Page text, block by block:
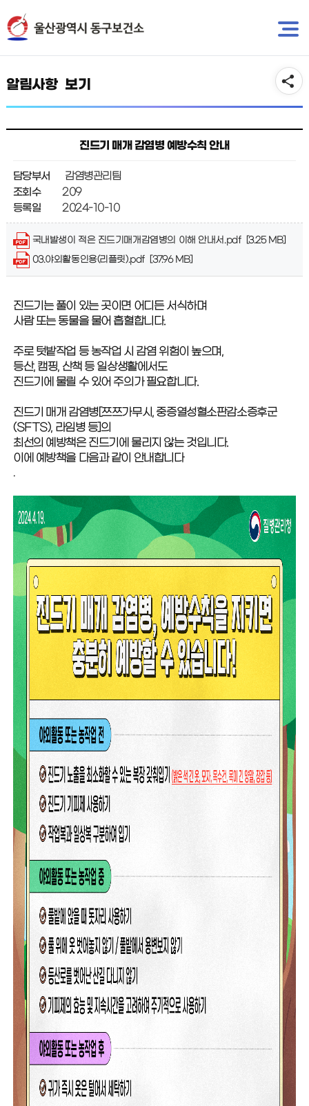
바
로
로
가
알림사항 보기
진드기 매개 감염병 예방수칙 안내
담당부서
감염병관리팀
조회수
209
등록일
2024-10-10
국내발생이 적은 진드기매개감염병의 이해 안내서.pdf [3.25 MB]
03.야외활동인용(리플릿).pdf [37.96 MB]
진드기는 풀이 있는 곳이면 어디든 서식하며
사람 또는 동물을 물어 흡혈합니다.
주로 텃밭작업 등 농작업 시 감염 위험이 높으며,
등산, 캠핑, 산책 등 일상생활에서도
진드기에 물릴 수 있어 주의가 필요합니다.
진드기 매개 감염병[쯔쯔가무시, 중증열성혈소판감소증후군
(SFTS), 라임병 등]의
최선의 예방책은 진드기에 물리지 않는 것입니다.
이에 예방책을 다음과 같이 안내합니다